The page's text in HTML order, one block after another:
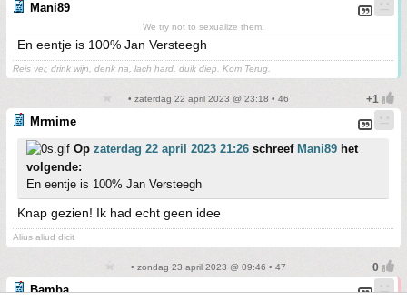
Mani89
We try not to sexualize them.
En eentje is 100% Jan Versteegh
Reis ver, drink wijn, denk na, lach hard, duik diep. Kom Terug.
• zaterdag 22 april 2023 @ 23:18 • 46
Mrmime
Op zaterdag 22 april 2023 21:26 schreef Mani89 het
volgende:
En eentje is 100% Jan Versteegh
Knap gezien! Ik had echt geen idee
Alius aliud dicit
• zondag 23 april 2023 @ 09:46 • 47
Bamba